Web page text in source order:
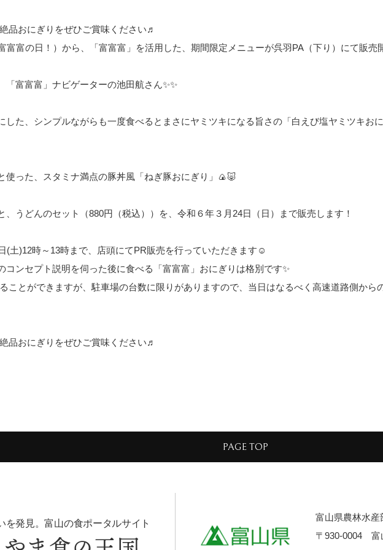
品おにぎりをぜひご賞味ください♬
富の日！）から、「富富富」を活用した、期間限定メニューが呉羽PA（下り）にて販売
「富富富」ナビゲーターの池田航さん✨✨
した、シンプルながらも一度食べるとまさにヤミツキになる旨さの「白えび塩ヤミツキお
使った、スタミナ満点の豚丼風「ねぎ豚おにぎり」🍙🐷
、うどんのセット（880円（税込））を、令和６年３月24日（日）まで販売します！
(土)12時～13時まで、店頭にてPR販売を行っていただきます☺
コンセプト説明を伺った後に食べる「富富富」おにぎりは格別です✨
ことができますが、駐車場の台数に限りがありますので、当日はなるべく高速道路側から
品おにぎりをぜひご賞味ください♬
PAGE TOP
を発見。富山の食ポータルサイト
富山県農林水産
〒930-0004 富